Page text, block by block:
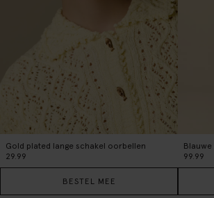
Gold plated lange schakel oorbellen
29.99
BESTEL MEE
99.99